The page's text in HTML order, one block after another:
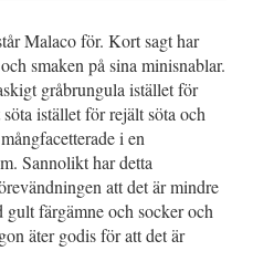
Malaco för. Kort sagt har
smaken på sina minisnablar.
gråbrungula istället för
istället för rejält söta och
i en
Sannolikt har detta
att det är mindre
färgämne och socker och
äter godis för att det är